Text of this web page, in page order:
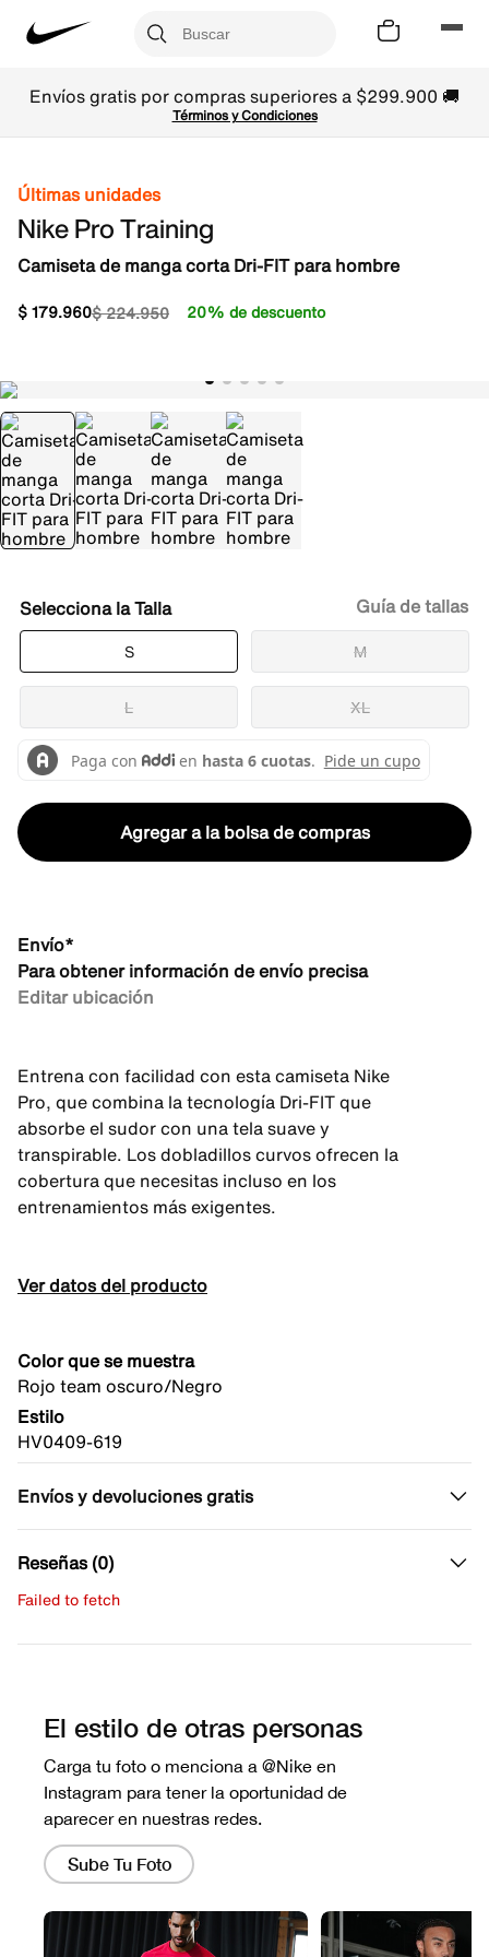
Envíos gratis por compras superiores a $299.900 🚚
Términos y Condiciones
Últimas unidades
Nike Pro Training
Camiseta de manga corta Dri-FIT para hombre
$224.950
$179.960 20% de descuento
Talla
S M
L XL
Guía de tallas
Agregar a la bolsa de compras
Envío*
Para obtener información de envío precisa
Editar ubicación
Entrena con facilidad con esta camiseta Nike
Pro, que combina la tecnología Dri-FIT que
absorbe el sudor con una tela suave y
transpirable. Los dobladillos curvos ofrecen la
cobertura que necesitas incluso en los
entrenamientos más exigentes.
Ver datos del producto
Color que se muestra
Rojo team oscuro/Negro
Estilo
HV0409-619
Envíos y devoluciones gratis
Reseñas (0)
Failed to fetch